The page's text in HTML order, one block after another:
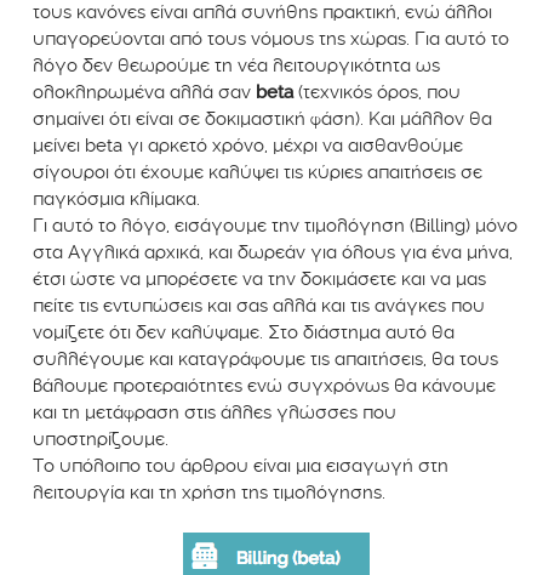
τους κανόνες είναι απλά συνήθης πρακτική, ενώ άλλοι
υπαγορεύονται από τους νόμους της χώρας. Για αυτό το
λόγο δεν θεωρούμε τη νέα λειτουργικότητα ως
ολοκληρωμένα αλλά σαν beta(τεχνικός όρος, που
σημαίνει ότι είναι σε δοκιμαστική φάση). Και μάλλον θα
μείνει beta γι αρκετό χρόνο, μέχρι να αισθανθούμε
σίγουροι ότι έχουμε καλύψει τις κύριες απαιτήσεις σε
παγκόσμια κλίμακα.
Γι αυτό το λόγο, εισάγουμε την τιμολόγηση (Billing) μόνο
στα Αγγλικά αρχικά, και δωρεάν για όλους για ένα μήνα,
έτσι ώστε να μπορέσετε να την δοκιμάσετε και να μας
πείτε τις εντυπώσεις και σας αλλά και τις ανάγκες που
νομίζετε ότι δεν καλύψαμε. Στο διάστημα αυτό θα
συλλέγουμε και καταγράφουμε τις απαιτήσεις, θα τους
βάλουμε προτεραιότητες ενώ συγχρόνως θα κάνουμε
και τη μετάφραση στις άλλες γλώσσες που
υποστηρίζουμε.
Το υπόλοιπο του άρθρου είναι μια εισαγωγή στη
λειτουργία και τη χρήση της τιμολόγησης.